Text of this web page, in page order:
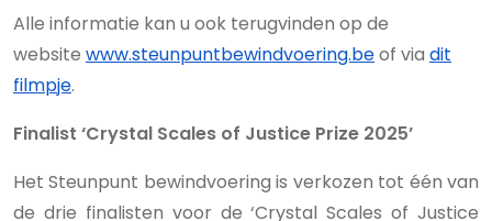
Alle informatie kan u ook terugvinden op de
website www.steunpuntbewindvoering.beof via dit
filmpje.
Finalist ‘Crystal Scales of Justice Prize 2025’
Het Steunpunt bewindvoering is verkozen tot één van
de drie finalisten voor de ‘Crystal Scales of Justice